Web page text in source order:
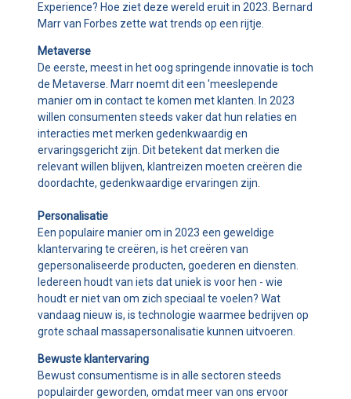
CONTACT
Experience? Hoe ziet deze wereld eruit in 2023. Bernard
Marr van Forbes zette wat trends op een rijtje.
Metaverse
De eerste, meest in het oog springende innovatie is toch
de Metaverse. Marr noemt dit een 'meeslepende
manier om in contact te komen met klanten. In 2023
willen consumenten steeds vaker dat hun relaties en
interacties met merken gedenkwaardig en
ervaringsgericht zijn. Dit betekent dat merken die
relevant willen blijven, klantreizen moeten creëren die
doordachte, gedenkwaardige ervaringen zijn.
Personalisatie
Een populaire manier om in 2023 een geweldige
klantervaring te creëren, is het creëren van
gepersonaliseerde producten, goederen en diensten.
Iedereen houdt van iets dat uniek is voor hen - wie
houdt er niet van om zich speciaal te voelen? Wat
vandaag nieuw is, is technologie waarmee bedrijven op
grote schaal massapersonalisatie kunnen uitvoeren.
Bewuste klantervaring
Bewust consumentisme is in alle sectoren steeds
populairder geworden, omdat meer van ons ervoor